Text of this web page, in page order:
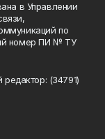
в Управлении
по
номер ПИ № ТУ
(34791)